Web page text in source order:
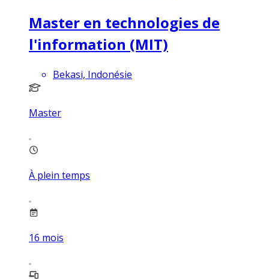
Master en technologies de
l'information (MIT)
Bekasi, Indonésie
Master
À plein temps
16 mois